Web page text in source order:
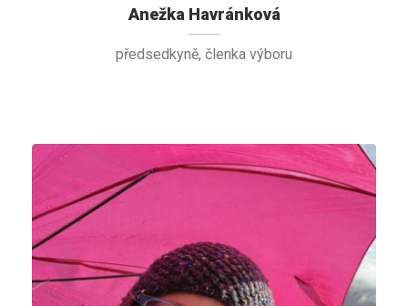
Anežka Havránková
předsedkyně, členka výboru